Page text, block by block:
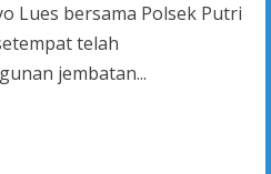
Lues bersama Polsek Putri
telah
jembatan...